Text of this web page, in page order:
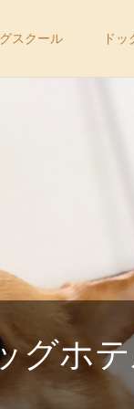
スクール ド
グホ